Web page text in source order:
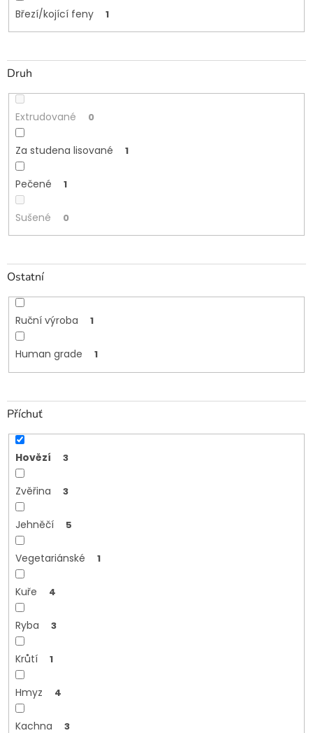
Březí/kojící feny 1
Druh
Extrudované 0
Za studena lisované 1
Pečené 1
Sušené 0
Ostatní
Ruční výroba 1
Human grade 1
Příchuť
Hovězí 3
Zvěřina 3
Jehněčí 5
Vegetariánské 1
Kuře 4
Ryba 3
Krůtí 1
Hmyz 4
Kachna 3